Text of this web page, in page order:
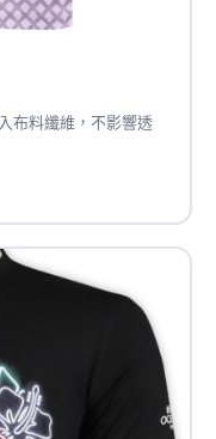
布料纖維，不影響透